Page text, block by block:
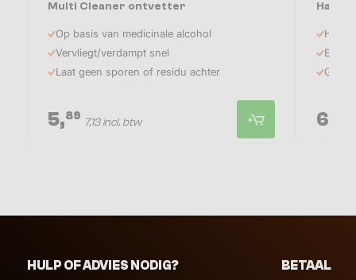
Multi Cleaner ontvetter
Op basis van medicinale alcohol
Vervliegt/verdampt snel
Laat geen sporen of residu achter
5,89 7,13 incl. btw
Handy
6,
HULP OF ADVIES NODIG?
BETAAL